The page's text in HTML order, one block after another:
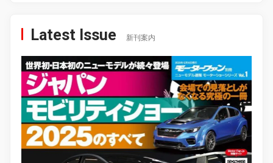
Latest Issue 新刊案内